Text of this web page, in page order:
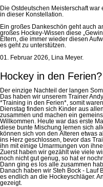
Die Ostdeutschen Meisterschaft
in dieser Konstellation.
Ein großes Dankeschön geht auch
großes Hockey-Wissen diese
Eltern, die immer wieder diesen
es geht zu unterstützen.
01. Februar 2026, Lina Meyer.
Hockey in den Ferien?
Der einzige Nachteil der langen
Das haben wir unserem Trainer
*Training in den Ferien*, somit
Dienstag finden sich Kinder aus
zusammen und machen ein
Willkommen. Heute war das erste
diese bunte Mischung lernen sich
können sich von den Älteren etwas
ins Herz geschlossen, bevor das
ihn mit einige Umarmungen von
Zuerst haben wir gezählt wie viele
noch nicht gut genug, so hat er
Dann ging es los alle zusammen
Danach haben wir Steh Bock - Lauf
es endlich an die Hockeyschläger.
gezeigt.